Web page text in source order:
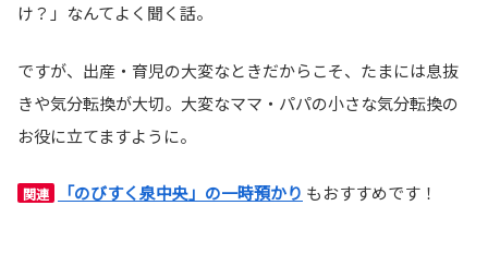
け？」なんてよく聞く話。
ですが、出産・育児の大変なときだからこそ、たまには息抜
きや気分転換が大切。大変なママ・パパの小さな気分転換の
お役に立てますように。
関連 「のびすく泉中央」の一時預かり もおすすめです！